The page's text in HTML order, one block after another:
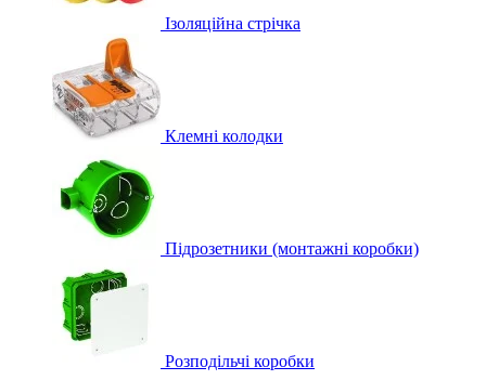
Ізоляційна стрічка
Клемні колодки
Підрозетники (монтажні коробки)
Розподільчі коробки